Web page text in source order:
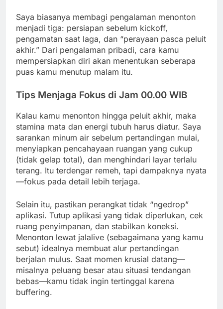
Saya biasanya membagi pengalaman menonton
menjadi tiga: persiapan sebelum kickoff,
pengamatan saat laga, dan “perayaan pasca peluit
akhir.” Dari pengalaman pribadi, cara kamu
mempersiapkan diri akan menentukan seberapa
puas kamu menutup malam itu.
Tips Menjaga Fokus di Jam 00.00 WIB
Kalau kamu menonton hingga peluit akhir, maka
stamina mata dan energi tubuh harus diatur. Saya
sarankan minum air sebelum pertandingan mulai,
menyiapkan pencahayaan ruangan yang cukup
(tidak gelap total), dan menghindari layar terlalu
terang. Itu terdengar remeh, tapi dampaknya nyata
—fokus pada detail lebih terjaga.
Selain itu, pastikan perangkat tidak “ngedrop”
aplikasi. Tutup aplikasi yang tidak diperlukan, cek
ruang penyimpanan, dan stabilkan koneksi.
Menonton lewat jalalive (sebagaimana yang kamu
sebut) idealnya membuat alur pertandingan
berjalan mulus. Saat momen krusial datang—
misalnya peluang besar atau situasi tendangan
bebas—kamu tidak ingin tertinggal karena
buffering.